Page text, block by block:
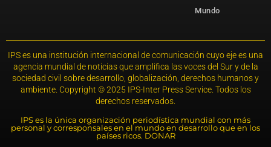
Mundo
IPS es una institución internacional de comunicación cuyo eje es una
agencia mundial de noticias que amplifica las voces del Sur y de la
sociedad civil sobre desarrollo, globalización, derechos humanos y
ambiente. Copyright © 2025 IPS-Inter Press Service. Todos los
derechos reservados.
IPS es la única organización periodística mundial con más
personal y corresponsales en el mundo en desarrollo que en los
países ricos. DONAR